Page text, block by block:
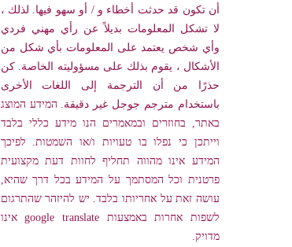
أن تكون قد حدثت أخطاء و / أو سهو فيها. لذلك ،
لا تشكل المعلومات بديلاً عن رأي مهني فردي
وأي شخص يعتمد على المعلومات بأي شكل من
الأشكال ، يقوم بذلك على مسؤوليته الخاصة. كن
حذرًا من أن الترجمة إلى اللغات الأخرى
باستخدام مترجم جوجل غير دقيقة. המידע המוצג
באתר, בחוזרים ובמאמרים הנו מידע כללי בלבד
וייתכן כי נפלו בו טעויות ו/או השמטות. לפיכך
המידע אינו מהווה תחליף לחוות דעת מקצועית
פרטנית וכל המסתמך על המידע בכל דרך שהיא,
עושה זאת על אחריותו בלבד. יש להיזהר שהתרגום
לשפות אחרות באמצעות google translate אינו
מדויק.